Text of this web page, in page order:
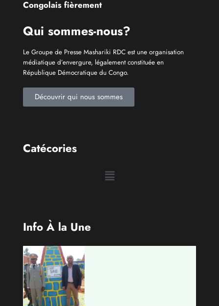
Congolais fièrement
Qui sommes-nous?
Le Groupe de Presse Mashariki RDC est une organisation
République Démocratique du Congo.
Info À la Une